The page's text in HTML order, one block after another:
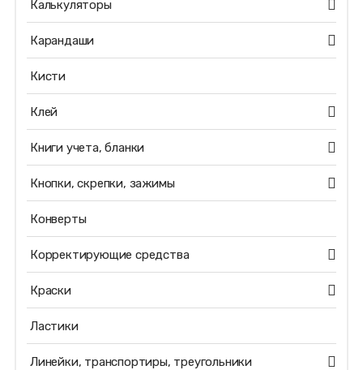
Калькуляторы
Карандаши
Кисти
Клей
Книги учета, бланки
Кнопки, скрепки, зажимы
Конверты
Корректирующие средства
Краски
Ластики
Линейки, транспортиры, треугольники